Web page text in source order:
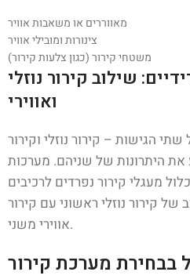
מאווררים או משאבות אוויר
צינורות ומובילי אוויר
משטחי קירור (כגון צלעות קירור)
שילוב קירור נוזלי
ואווירי
הגישות – קירור נוזלי וקירור
את היתרונות של שניהם. מערכות
מעגלי קירור נפרדים לרכיבים
של קירור נוזלי ראשוני עם קירור
אווירי משני.
בבחירת מערכת קירור